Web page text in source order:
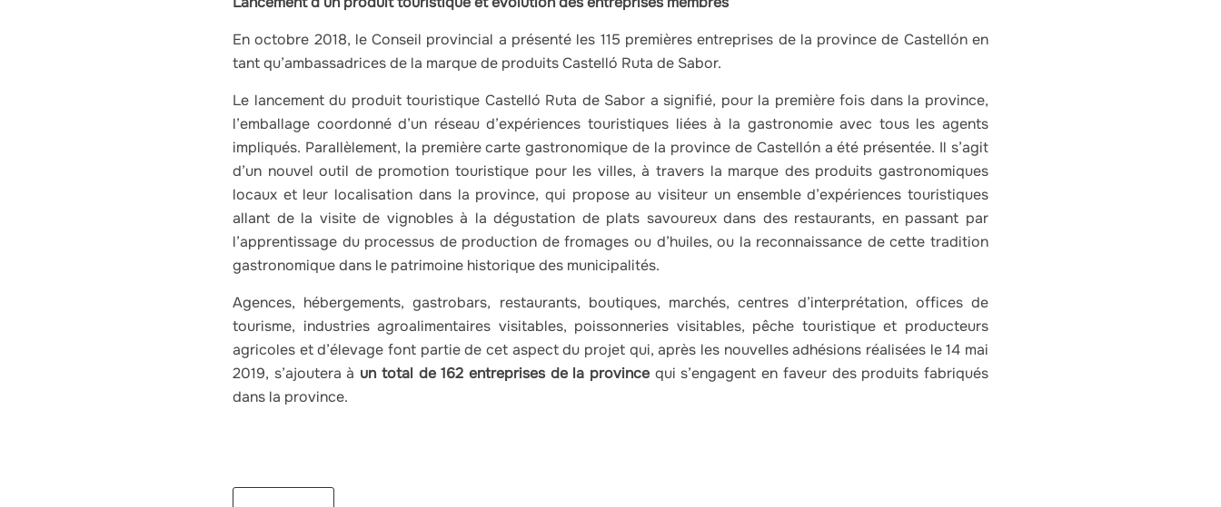
En octobre 2018, le Conseil provincial a présenté les 115 premières entreprises de la province de Castellón en
tant qu’ambassadrices de la marque de produits Castelló Ruta de Sabor.
Le lancement du produit touristique Castelló Ruta de Sabor a signifié, pour la première fois dans la province,
l’emballage coordonné d’un réseau d’expériences touristiques liées à la gastronomie avec tous les agents
impliqués. Parallèlement, la première carte gastronomique de la province de Castellón a été présentée. Il s’agit
d’un nouvel outil de promotion touristique pour les villes, à travers la marque des produits gastronomiques
locaux et leur localisation dans la province, qui propose au visiteur un ensemble d’expériences touristiques
allant de la visite de vignobles à la dégustation de plats savoureux dans des restaurants, en passant par
l’apprentissage du processus de production de fromages ou d’huiles, ou la reconnaissance de cette tradition
gastronomique dans le patrimoine historique des municipalités.
Agences, hébergements, gastrobars, restaurants, boutiques, marchés, centres d’interprétation, offices de
tourisme, industries agroalimentaires visitables, poissonneries visitables, pêche touristique et producteurs
agricoles et d’élevage font partie de cet aspect du projet qui, après les nouvelles adhésions réalisées le 14 mai
2019, s’ajoutera à un total de 162 entreprises de la province qui s’engagent en faveur des produits fabriqués
dans la province.